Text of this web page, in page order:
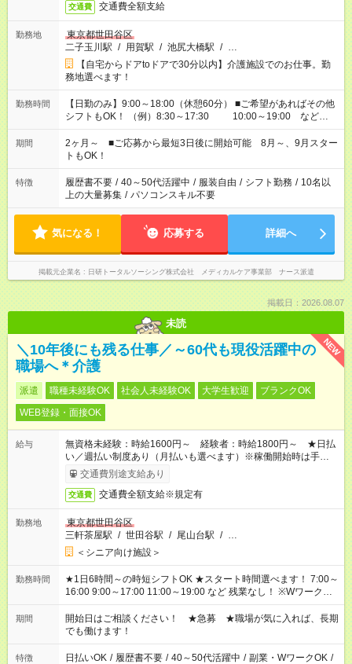
交通費 交通費全額支給
勤務地
東京都世田谷区
二子玉川駅 / 用賀駅 / 池尻大橋駅 / …
【自宅からドアtoドアで30分以内】介護施設でのお仕事。勤
務地選べます！
勤務時間
【日勤のみ】9:00～18:00（休憩60分） ■ご希望があればその他
シフトもOK！ （例）8:30～17:30 10:00～19:00 など
「家族とお休みを合わせたい」 「できれば残業はしたくない」
など、あなたのご希望に沿ったお仕事をご紹介します！ ※Wワ
ーク希望の方へ 今ご覧のお仕事で希望する勤務時間と、もう1つ
のお仕事の勤務時間。 合計で週40時間を超える場合は応募でき
ません
期間
2ヶ月～ ■ご応募から最短3日後に開始可能 8月～、9月スター
トもOK！
特徴 履歴書不要 / 40～50代活躍中 / 服装自由 / シフト勤務 / 10名以
上の大量募集 / パソコンスキル不要
気になる！ 応募する 詳細へ
掲載元企業名 日研トータルソーシング株式会社 メディカルケア事業部 ナース派遣
掲載日：2026.08.07
未読
NEW
＼10年後にも残る仕事／～60代も現役活躍中の
職場へ＊介護
派遣 職種未経験OK 社会人未経験OK 大学生歓迎
ブランクOK
WEB登録・面接OK
給与
無資格未経験：時給1600円～ 経験者：時給1800円～ ★日払
い／週払い制度あり（月払いも選べます）※稼働開始時は手続き
完了次第のお支払いとなります。
交通費別途支給あり
交通費 交通費全額支給※規定有
勤務地
東京都世田谷区
三軒茶屋駅 / 世田谷駅 / 尾山台駅 / …
＜シニア向け施設＞
勤務時間
★1日6時間～の時短シフトOK ★スタート時間選べます！ 7:00～
16:00 9:00～17:00 11:00～19:00 など 残業なし！ ※Wワークの
場合、他のお仕事と合わせ週40時間超の就業はご案内できませ
ん ※法令に基づき、週20時間以上勤務は社会保険への加入対象
となります ※労働者派遣法（日雇い派遣の原則禁止）により、
短時間・短期間の就業はご案内が難しい場合があります
期間
開始日はご相談ください！ ★急募 ★職場が気に入れば、長期
でも働けます！
特徴 日払いOK / 履歴書不要 / 40～50代活躍中 / 副業・WワークOK /